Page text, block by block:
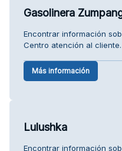
Gasolinera
Encontrar información
Centro atención al cliente.
Más información
Lulushka
Encontrar información